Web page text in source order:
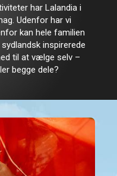
har Lalandia i
Udenfor har vi
kan hele familien
inspirerede
til at vælge selv –
begge dele?